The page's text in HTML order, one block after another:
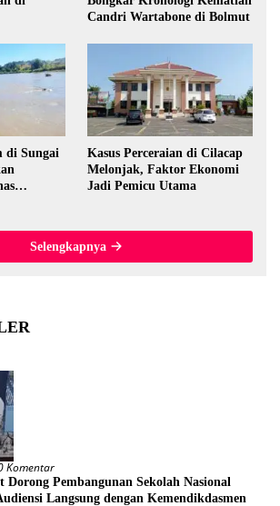
Candri Wartabone di Bolmut
di Sungai
Kasus Perceraian di Cilacap
Melonjak, Faktor Ekonomi
Jadi Pemicu Utama
Selengkapnya
Komentar
Pembangunan Sekolah Nasional
Langsung dengan Kemendikdasmen